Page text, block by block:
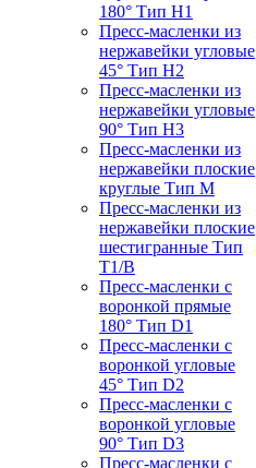
180° Тип H1
Пресс-масленки из
нержавейки угловые
45° Тип H2
Пресс-масленки из
нержавейки угловые
90° Тип H3
Пресс-масленки из
нержавейки плоские
круглые Тип M
Пресс-масленки из
нержавейки плоские
шестигранные Тип
T1/B
Пресс-масленки с
воронкой прямые
180° Тип D1
Пресс-масленки с
воронкой угловые
45° Тип D2
Пресс-масленки с
воронкой угловые
90° Тип D3
Пресс-масленки с